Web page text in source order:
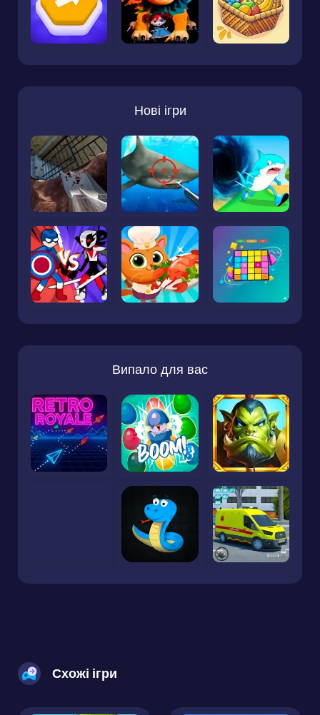
Нові ігри
Випало для вас
Схожі ігри